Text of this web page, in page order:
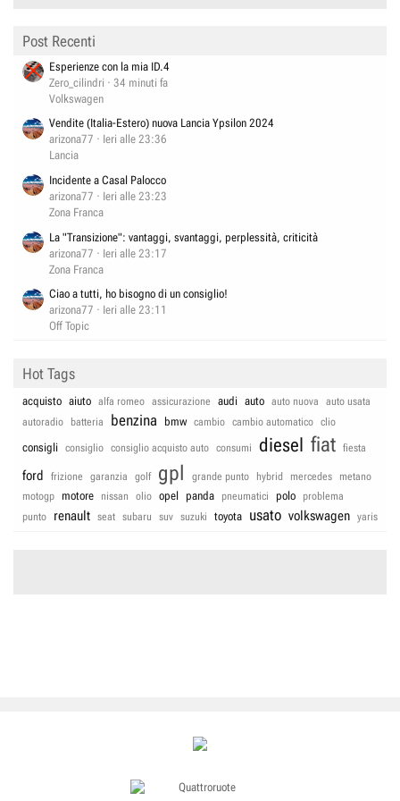
Post Recenti
Esperienze con la mia ID.4
Zero_cilindri
34 minuti fa
Volkswagen
Vendite (Italia-Estero) nuova Lancia Ypsilon 2024
arizona77
Ieri alle 23:36
Lancia
Incidente a Casal Palocco
arizona77
Ieri alle 23:23
Zona Franca
La "Transizione": vantaggi, svantaggi, perplessità, criticità
arizona77
Ieri alle 23:17
Zona Franca
Ciao a tutti, ho bisogno di un consiglio!
arizona77
Ieri alle 23:11
Off Topic
Hot Tags
acquisto aiuto alfa romeo assicurazione audi auto auto nuova
auto usata
autoradio
batteria benzina bmw cambio cambio automatico clio
consigli consiglio consiglio acquisto auto consumi diesel fiat fiesta
ford frizione garanzia golf gpl grande punto hybrid mercedes
metano
motogp
motore nissan olio opel panda pneumatici polo
problema
punto
renault seat subaru suv suzuki toyota usato volkswagen yaris